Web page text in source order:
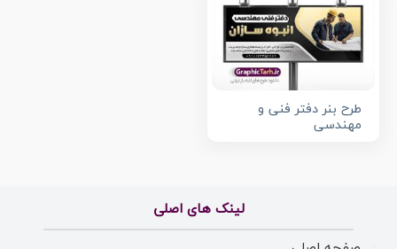
طرح بنر دفتر فنی و
مهندسی
لینک های اصلی